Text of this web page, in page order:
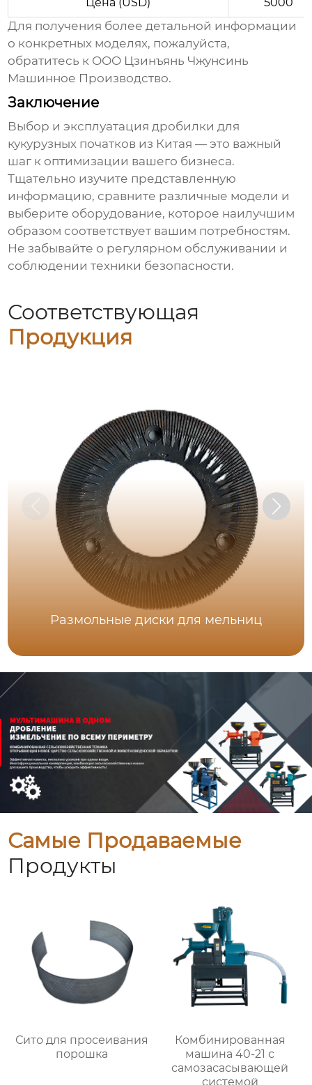
Для получения более детальной информации
о конкретных моделях, пожалуйста,
обратитесь к ООО Цзинъянь Чжунсинь
Машинное Производство.
Заключение
Выбор и эксплуатациядробилки для
кукурузных початков из Китая — это важный
шаг к оптимизации вашего бизнеса.
Тщательно изучите представленную
информацию, сравните различные модели и
выберите оборудование, которое наилучшим
образом соответствует вашим потребностям.
Не забывайте о регулярном обслуживании и
соблюдении техники безопасности.
Соответствующая
Продукция
Размольные диски для мельниц
Самые Продаваемые
Продукты
Сито для просеивания
порошка
Комбинированная
машина 40-21 с
самозасасывающей
системой